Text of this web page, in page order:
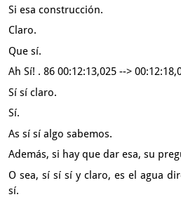
Si esa construcción.
Claro.
Que sí.
Ah Sí! . 86 00:12:13,025 -->
Sí sí claro.
Sí.
As sí sí algo sabemos.
Además, si hay que dar esa, su
O sea, sí sí sí y claro, es el agua
sí.